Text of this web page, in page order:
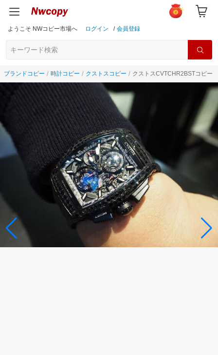
ようこそ NWコピー市場へ ログイン / 会員登録
ブランドコピー 時計コピー クストスコピー クストスCVTCHR2BSTコピー